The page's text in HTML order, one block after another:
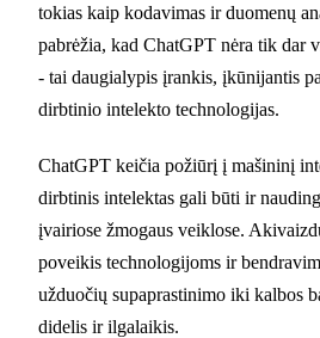
tokias kaip kodavimas ir duomenų
pabrėžia, kad ChatGPT nėra tik dar
- tai daugialypis įrankis, įkūnijantis
dirbtinio intelekto technologijas.
ChatGPT keičia požiūrį į mašininį
dirbtinis intelektas gali būti ir
įvairiose žmogaus veiklose.
poveikis technologijoms ir
užduočių supaprastinimo iki kalbos
didelis ir ilgalaikis.